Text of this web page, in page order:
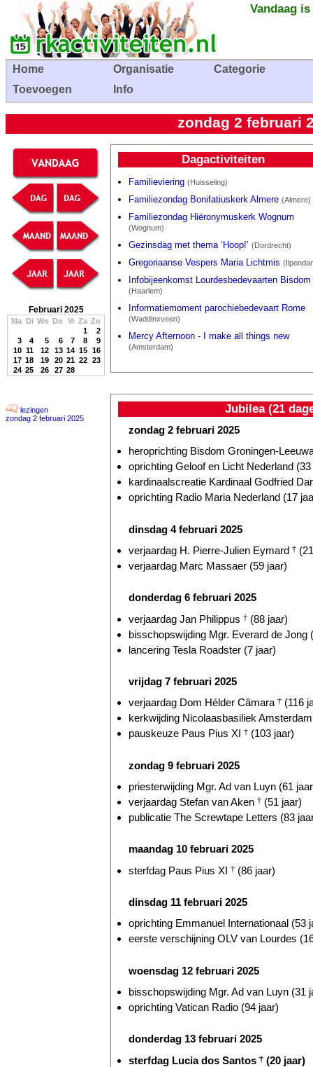
Vandaag
Home Organisatie
Categorie
Toevoegen
Info
zondag 2 februari
Februari 2025
Ma Di Wo Do Vr Za Zo
1
2
3
4 5 6 7 8
9
10 11 12 13 14 15 16
17 18 19 20 21 22 23
24 25 26 27 28
lezingen
zondag 2 februari 2025
Dagactiviteiten
Familieviering (Huisseling)
Familiezondag Bonifatiuskerk Almere (Almere)
Familiezondag Hiëronymuskerk Wognum
(Wognum)
Gezinsdag met thema ‘Hoop!’ (Dordrecht)
Gregoriaanse Vespers Maria Lichtmis
Infobijeenkomst Lourdesbedevaarten Bisdom
(Haarlem)
Informatiemoment parochiebedevaart Rome
(Waddinxveen)
Mercy Afternoon - I make all things new
(Amsterdam)
Jubilea (21
zondag 2 februari 2025
heroprichting Bisdom Groningen-
oprichting Geloof en Licht Nederland
kardinaalscreatie Kardinaal Godfried
oprichting Radio Maria Nederland (17
dinsdag 4 februari 2025
verjaardag H. Pierre-Julien Eymard †
verjaardag Marc Massaer (59 jaar)
donderdag 6 februari 2025
verjaardag Jan Philippus † (88 jaar)
bisschopswijding Mgr. Everard de Jong
lancering Tesla Roadster (7 jaar)
vrijdag 7 februari 2025
verjaardag Dom Hélder Câmara † (116
kerkwijding Nicolaasbasiliek
pauskeuze Paus Pius XI † (103 jaar)
zondag 9 februari 2025
priesterwijding Mgr. Ad van Luyn (61
verjaardag Stefan van Aken † (51 jaar)
publicatie The Screwtape Letters (83
maandag 10 februari 2025
sterfdag Paus Pius XI † (86 jaar)
dinsdag 11 februari 2025
oprichting Emmanuel Internationaal (53
eerste verschijning OLV van Lourdes
woensdag 12 februari 2025
bisschopswijding Mgr. Ad van Luyn (31
oprichting Vatican Radio (94 jaar)
donderdag 13 februari 2025
sterfdag Lucia dos Santos † (20 jaar)